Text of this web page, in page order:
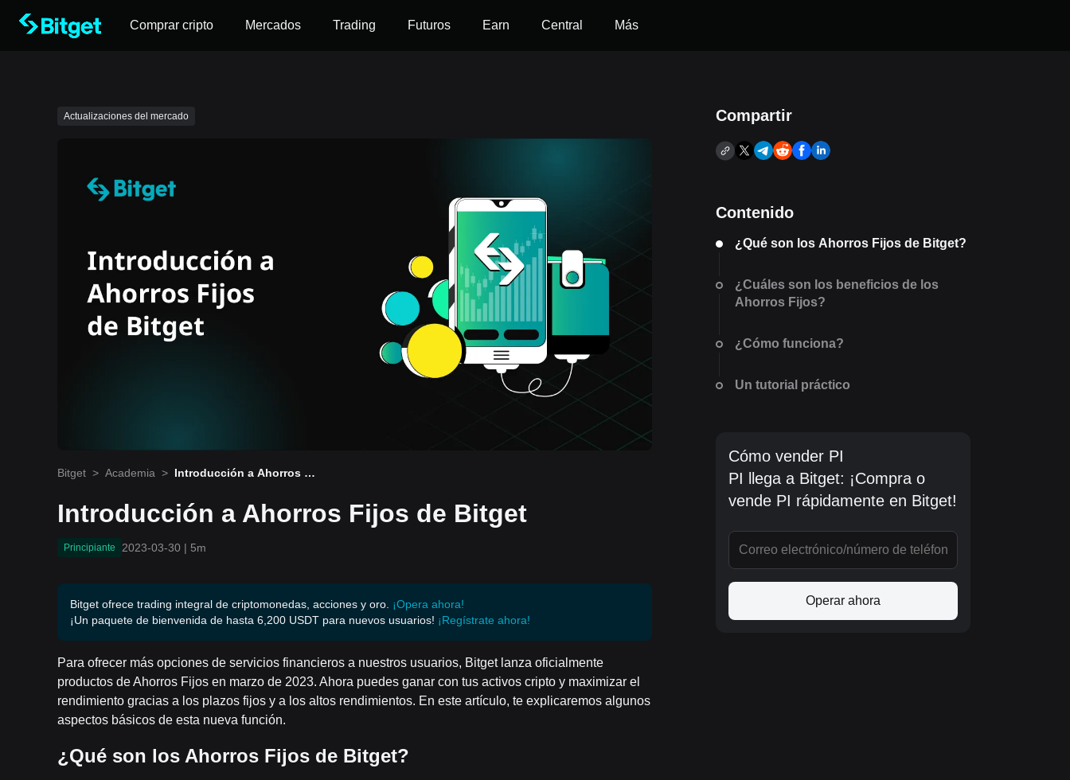
Comprar cripto Mercados Trading Futuros Earn Central Más
Actualizaciones del mercado
Bitget > Academia > Introducción a Ahorros Fij
Introducción a Ahorros Fijos de Bitget
Principiante 2023-03-30 | 5m
Bitget ofrece trading integral de criptomonedas, acciones y oro. ¡Opera ahora!
¡Un paquete de bienvenida de hasta 6,200 USDT para nuevos usuarios! ¡Regístrate ahora!
Para ofrecer más opciones de servicios financieros a nuestros usuarios, Bitget lanza oficialmente
productos de Ahorros Fijos en marzo de 2023. Ahora puedes ganar con tus activos cripto y maximizar el
rendimiento gracias a los plazos fijos y a los altos rendimientos. En este artículo, te explicaremos algunos
aspectos básicos de esta nueva función.
¿Qué son los Ahorros Fijos de Bitget?
Compartir
Contenido
¿Qué son los Ahorros Fijos de Bitget?
¿Cuáles son los beneficios de los
Ahorros Fijos?
¿Cómo funciona?
Un tutorial práctico
Cómo vender PI
PI llega a Bitget: ¡Compra o
vende PI rápidamente en Bitget!
Operar ahora